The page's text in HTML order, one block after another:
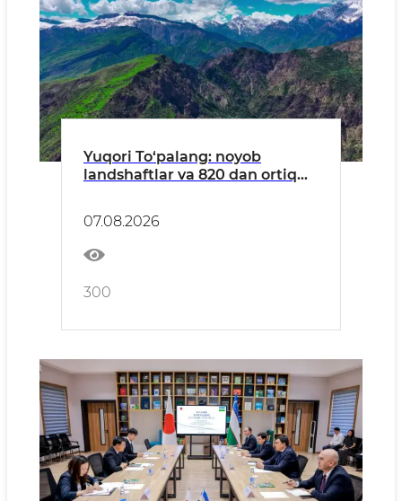
Yuqori To‘palang: noyob
landshaftlar va 820 dan ortiq
07.08.2026
300